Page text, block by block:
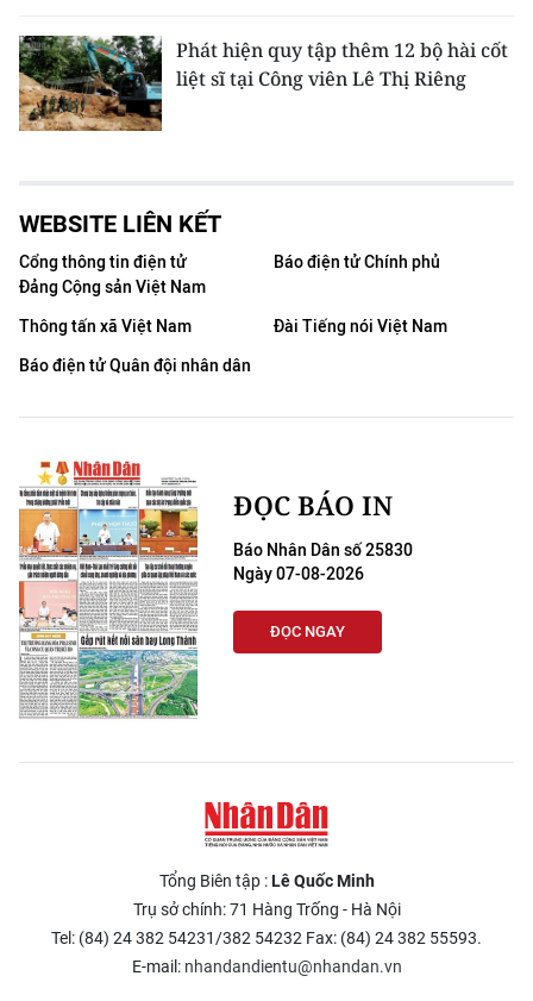
Phát hiện quy tập thêm 12 bộ hài cốt
liệt sĩ tại Công viên Lê Thị Riêng
WEBSITE LIÊN KẾT
Cổng thông tin điện tử
Đảng Cộng sản Việt Nam
Báo điện tử Chính phủ
Thông tấn xã Việt Nam
Đài Tiếng nói Việt Nam
Báo điện tử Quân đội nhân dân
ĐỌC BÁO IN
Báo Nhân Dân số 25830
Ngày 07-08-2026
ĐỌC NGAY
Tổng Biên tập :Lê Quốc Minh
Trụ sở chính: 71 Hàng Trống - Hà Nội
Tel: (84) 24 382 54231/382 54232 Fax: (84) 24 382 55593.
E-mail: nhandandientu@nhandan.vn